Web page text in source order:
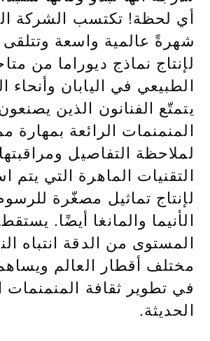
أي لحظة! تكتسب الشركة
شهرةً عالمية واسعة
لإنتاج نماذج ديوراما من
الطبيعي في اليابان وأنحاء
يتمتّع الفنانون الذين
المنمنمات الرائعة بمهارة
لملاحظة التفاصيل
التقنيات الماهرة التي يتم
لإنتاج تماثيل مصغّرة
الأنيما والمانغا أيضًا.
المستوى من الدقة انتباه
مختلف أقطار العالم
في تطوير ثقافة المنمنمات
الحديثة.